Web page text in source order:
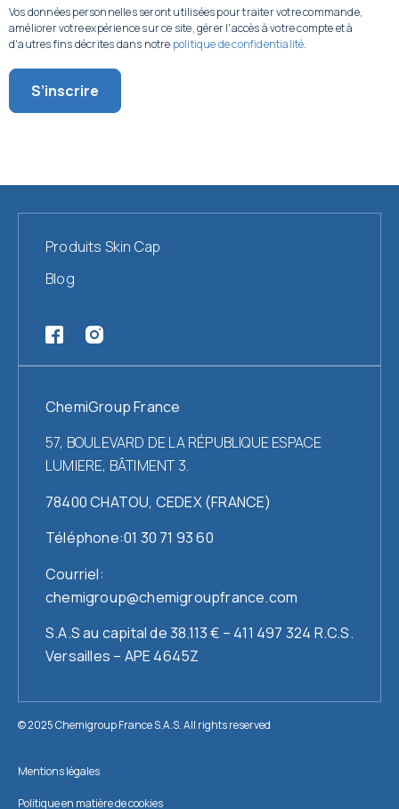
Vos données personnelles seront utilisées pour traiter votre commande,
améliorer votre expérience sur ce site, gérer l'accès à votre compte et à
d'autres fins décrites dans notre politique de confidentialité.
S’inscrire
ChemiGroup France
57, BOULEVARD DE LA RÉPUBLIQUE ESPACE
LUMIERE, BÂTIMENT 3.
78400 CHATOU, CEDEX (FRANCE)
Téléphone:01 30 71 93 60
Courriel:
chemigroup@chemigroupfrance.com
S.A.S au capital de 38.113 € – 411 497 324 R.C.S.
Versailles – APE 4645Z
Produits Skin Cap
Blog
© 2025 Chemigroup France S.A.S. All rights reserved
Mentions légales
Politique en matière de cookies